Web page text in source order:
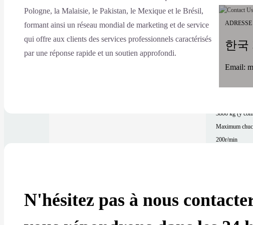
Tout afficher
Machine
latéral
Modèle
3800 kg (y
Maximum
200r/min
Zone d'usinage
Pologne, la Malaisie, le Pakistan, le Mexique et le Brésil,
formant ainsi un réseau mondial de marketing et de service
qui offre aux clients des services professionnels caractérisés
par une réponse rapide et un soutien approfondi.
한국
Email:
N'hésitez pas à nous